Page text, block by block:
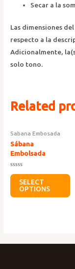
Secar a la
Las dimensiones
respecto a la
Adicionalmente,
solo tono.
Related
Sabana Embosada
Sábana
Embolsada
Rated
0
5
SELECT
OPTIONS